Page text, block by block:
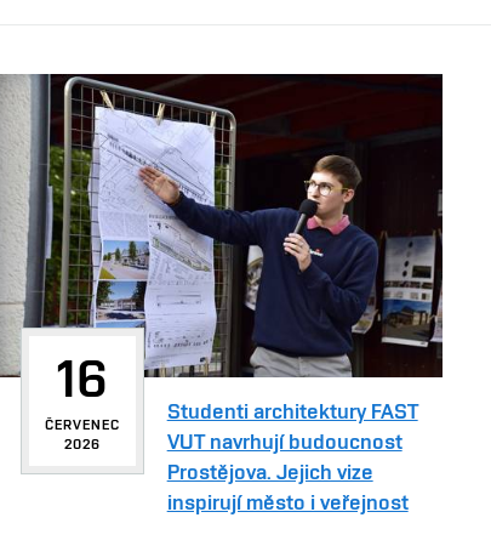
16
ČERVENEC
2026
Studenti architektury FAST
VUT navrhují budoucnost
Prostějova. Jejich vize
inspirují město i veřejnost